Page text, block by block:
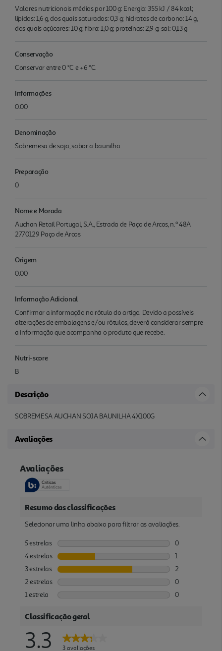
Valores nutricionais médios por 100 g: Energia: 355 kJ / 84 kcal;
lípidos: 1,6 g, dos quais saturados: 0,3 g; hidratos de carbono: 14 g,
dos quais açúcares: 10 g; fibra: 1,0 g; proteínas: 2,9 g; sal: 0,13 g
Conservação
Conservar entre 0 °C e +6 °C.
Informações
0.00
Denominação
Sobremesa de soja, sabor a baunilha.
Preparação
0
Nome e Morada
Auchan Retail Portugal, S.A., Estrada de Paço de Arcos, n.º 48A
2770129 Paço de Arcos
Origem
0.00
Informação Adicional
Confirmar a informação no rótulo do artigo. Devido a possíveis
alterações de embalagens e/ou rótulos, deverá considerar sempre
a informação que acompanha o produto que recebe.
Nutri-score
B
Descrição
SOBREMESA AUCHAN SOJA BAUNILHA 4X100G
Avaliações